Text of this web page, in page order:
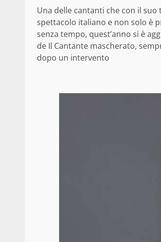
Una delle cantanti che con il
spettacolo italiano e non solo è
senza tempo, quest’anno si è
de Il Cantante mascherato,
dopo un intervento